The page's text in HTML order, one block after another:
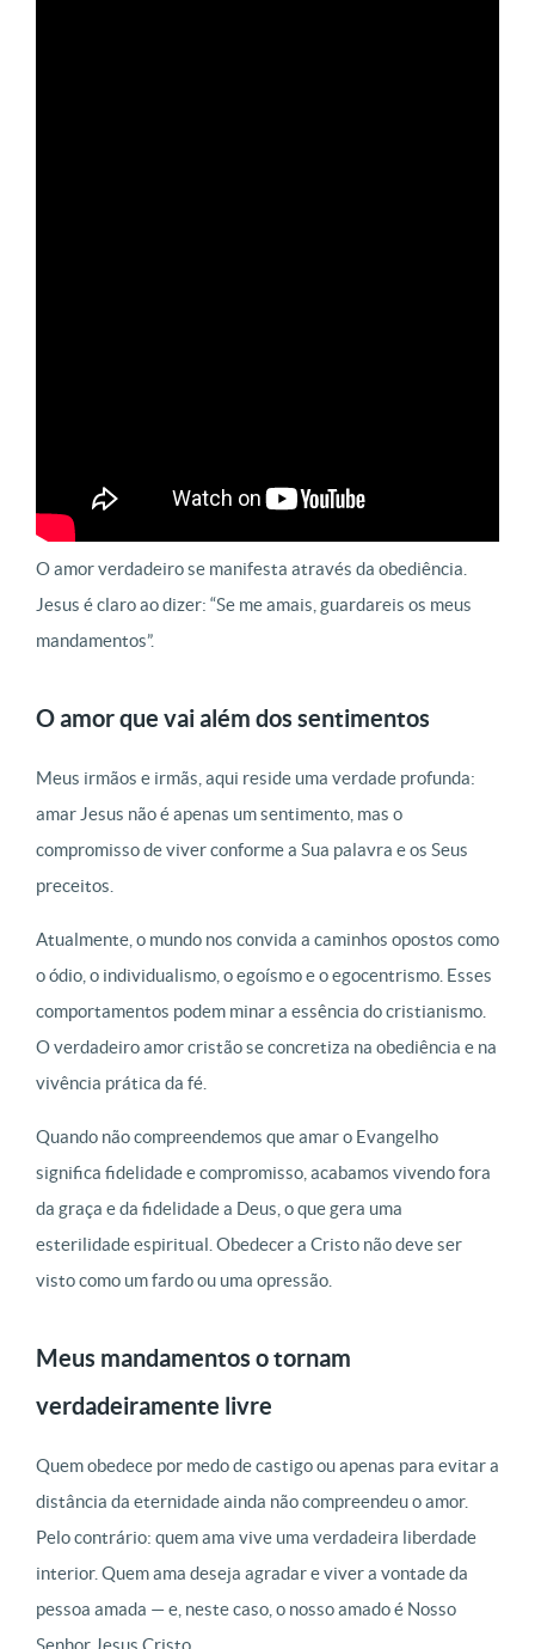
O amor verdadeiro se manifesta através da obediência.
Jesus é claro ao dizer: “Se me amais, guardareis os meus
mandamentos”.
O amor que vai além dos sentimentos
Meus irmãos e irmãs, aqui reside uma verdade profunda:
amar Jesus não é apenas um sentimento, mas o
compromisso de viver conforme a Sua palavra e os Seus
preceitos.
Atualmente, o mundo nos convida a caminhos opostos como
o ódio, o individualismo, o egoísmo e o egocentrismo. Esses
comportamentos podem minar a essência do cristianismo.
O verdadeiro amor cristão se concretiza na obediência e na
vivência prática da fé.
Quando não compreendemos que amar o Evangelho
significa fidelidade e compromisso, acabamos vivendo fora
da graça e da fidelidade a Deus, o que gera uma
esterilidade espiritual. Obedecer a Cristo não deve ser
visto como um fardo ou uma opressão.
Meus mandamentos o tornam
verdadeiramente livre
Quem obedece por medo de castigo ou apenas para evitar a
distância da eternidade ainda não compreendeu o amor.
Pelo contrário: quem ama vive uma verdadeira liberdade
interior. Quem ama deseja agradar e viver a vontade da
pessoa amada — e, neste caso, o nosso amado é Nosso
Senhor Jesus Cristo.